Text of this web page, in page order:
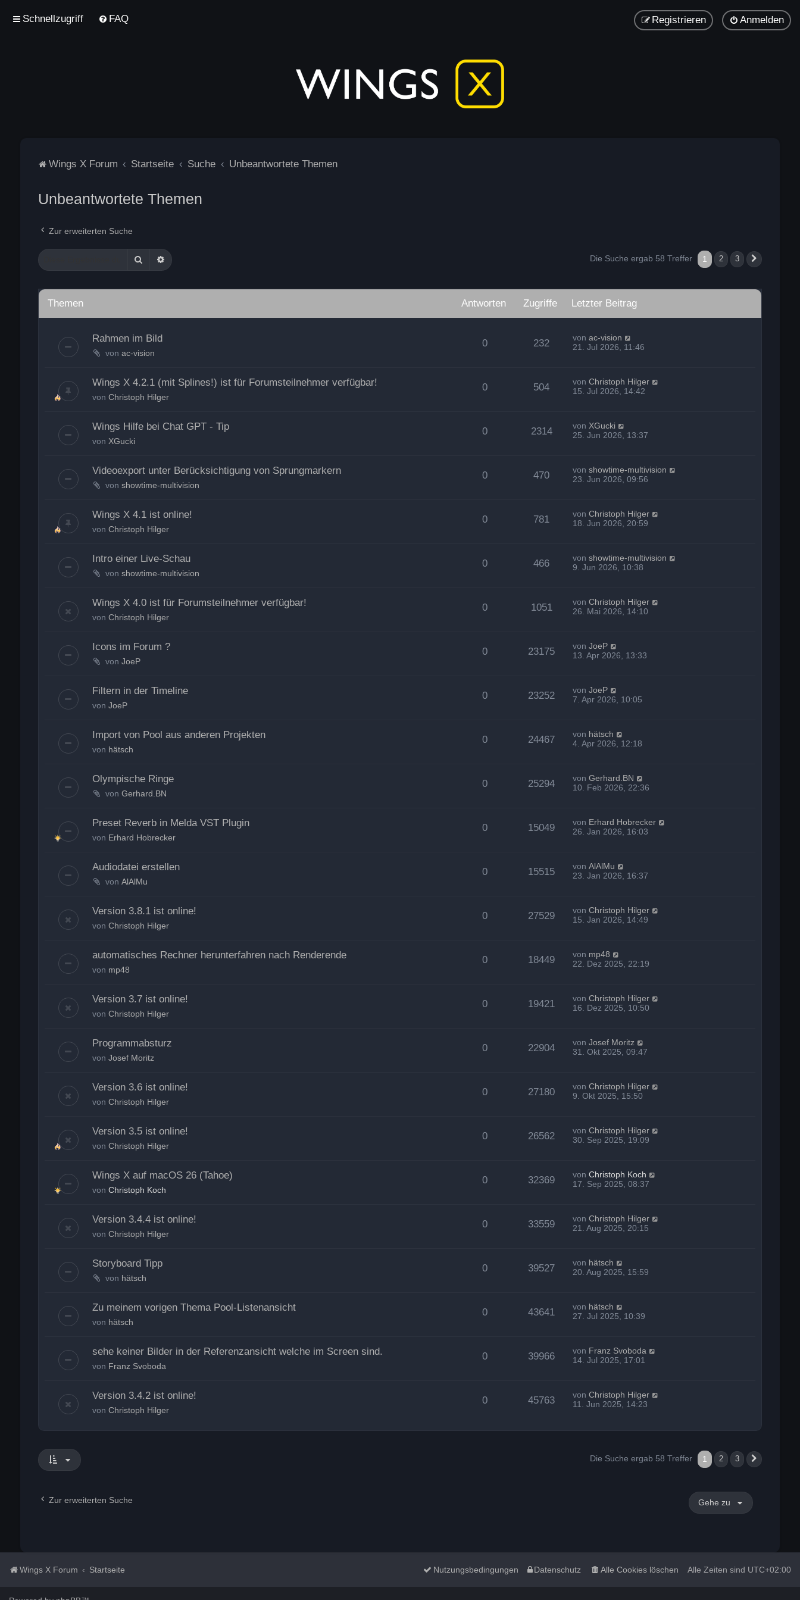
Schnellzugriff FAQ Anmelden
Registrieren
Wings X Forum Startseite Suche Unbeantwortete Themen
Unbeantwortete Themen
Zur erweiterten Suche
Suche Erweiterte Suche Die Suche ergab 58 Treffer 1 2 3
Themen Antworten Zugriffe Letzter Beitrag
Rahmen im Bild
von ac-vision
0 232 vonac-vision
21. Jul 2026, 11:46
Wings X 4.2.1 (mit Splines!) ist für Forumsteilnehmer verfügbar!
von Christoph Hilger
0 504 vonChristoph Hilger
15. Jul 2026, 14:42
Wings Hilfe bei Chat GPT - Tip
von XGucki
0 2314 von XGucki
25. Jun 2026, 13:37
Videoexport unter Berücksichtigung von Sprungmarkern
von showtime-multivision
0 470 vonshowtime-multivision
23. Jun 2026, 09:56
Wings X 4.1 ist online!
von Christoph Hilger
0 781 vonChristoph Hilger
18. Jun 2026, 20:59
Intro einer Live-Schau
von showtime-multivision
0 466 vonshowtime-multivision
9. Jun 2026, 10:38
Wings X 4.0 ist für Forumsteilnehmer verfügbar!
von Christoph Hilger
0 1051 vonChristoph Hilger
26. Mai 2026, 14:10
Icons im Forum ?
von JoeP
0 23175 vonJoeP
13. Apr 2026, 13:33
Filtern in der Timeline
von JoeP
0 23252 vonJoeP
7. Apr 2026, 10:05
Import von Pool aus anderen Projekten
von hätsch
0 24467 von hätsch
4. Apr 2026, 12:18
Olympische Ringe
von Gerhard.BN
0 25294 vonGerhard.BN
10. Feb 2026, 22:36
Preset Reverb in Melda VST Plugin
von Erhard Hobrecker
0 15049 von Erhard Hobrecker
26. Jan 2026, 16:03
Audiodatei erstellen
von AlAlMu
0 15515 vonAlAlMu
23. Jan 2026, 16:37
Version 3.8.1 ist online!
von Christoph Hilger
0 27529 vonChristoph Hilger
15. Jan 2026, 14:49
automatisches Rechner herunterfahren nach Renderende
von mp48
0 18449 von mp48
22. Dez 2025, 22:19
Version 3.7 ist online!
von Christoph Hilger
0 19421 vonChristoph Hilger
16. Dez 2025, 10:50
Programmabsturz
von Josef Moritz
0 22904 vonJosef Moritz
31. Okt 2025, 09:47
Version 3.6 ist online!
von Christoph Hilger
0 27180 vonChristoph Hilger
9. Okt 2025, 15:50
Version 3.5 ist online!
von Christoph Hilger
0 26562 vonChristoph Hilger
30. Sep 2025, 19:09
Wings X auf macOS 26 (Tahoe)
von Christoph Koch
0 32369 vonChristoph Koch
17. Sep 2025, 08:37
Version 3.4.4 ist online!
von Christoph Hilger
0 33559 vonChristoph Hilger
21. Aug 2025, 20:15
Storyboard Tipp
von hätsch
0 39527 von hätsch
20. Aug 2025, 15:59
Zu meinem vorigen Thema Pool-Listenansicht
von hätsch
0 43641 von hätsch
27. Jul 2025, 10:39
sehe keiner Bilder in der Referenzansicht welche im Screen sind.
von Franz Svoboda
0 39966 von Franz Svoboda
14. Jul 2025, 17:01
Version 3.4.2 ist online!
von Christoph Hilger
0 45763 vonChristoph Hilger
11. Jun 2025, 14:23
Die Suche ergab 58 Treffer 1 2 3
Zur erweiterten Suche Gehe zu
Wings X Forum Startseite Alle Zeiten sind UTC+02:00
Alle Cookies löschen
Datenschutz
Nutzungsbedingungen